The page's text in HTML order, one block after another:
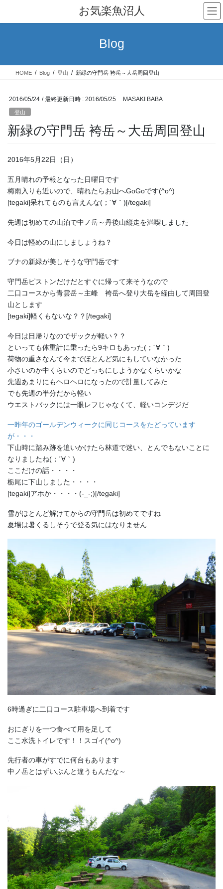
テ
ス
ゲ
ン
お気楽魚沼人
Blog
HOME Blog 登山 新緑の守門岳 袴岳～大岳周回登山
2016/05/24 / 最終更新日時 : 2016/05/25 MASAKI BABA
登山
新緑の守門岳 袴岳～大岳周回登山
2016年5月22日（日）
五月晴れの予報となった日曜日です
梅雨入りも近いので、晴れたらお山へGoGoです(^o^)
[tegaki]呆れてものも言えんな(；´∀｀)[/tegaki]
先週は初めての山泊で中ノ岳～丹後山縦走を満喫しました
今日は軽めの山にしましょうね？
ブナの新緑が美しそうな守門岳です
守門岳ピストンだけだとすぐに帰って来そうなので
二口コースから青雲岳～主峰 袴岳へ登り大岳を経由して周回登
山とします
[tegaki]軽くもないな？？[/tegaki]
今日は日帰りなのでザックが軽い？？
といっても体重計に乗ったら9キロもあった(；´∀｀)
荷物の重さなんて今までほとんど気にもしていなかった
小さいのか中くらいのでどっちにしようかなくらいかな
先週あまりにもヘロヘロになったので計量してみた
でも先週の半分だから軽い
ウエストバックには一眼レフじゃなくて、軽いコンデジだ
一昨年のゴールデンウィークに同じコースをたどっています
が・・・
下山時に踏み跡を追いかけたら林道で迷い、とんでもないことに
なりましたね(；´∀｀)
ここだけの話・・・・
栃尾に下山しました・・・・
[tegaki]アホか・・・・(-_-;)[/tegaki]
雪がほとんど解けてからの守門岳は初めてですね
夏場は暑くるしそうで登る気にはなりません
6時過ぎに二口コース駐車場へ到着です
おにぎりを一つ食べて用を足して
ここ水洗トイレです！！スゴイ(^o^)
先行者の車がすでに何台もあります
中ノ岳とはずいぶんと違うもんだな～